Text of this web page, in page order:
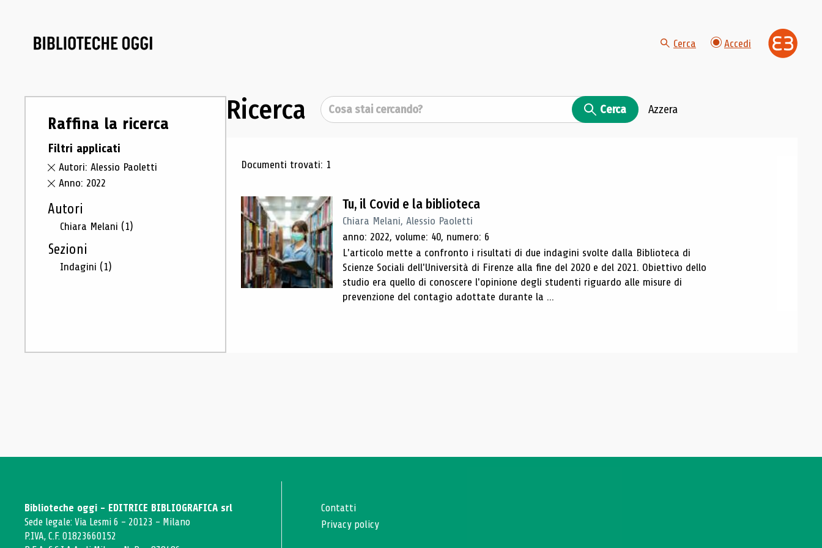
Cerca Accedi
Raffina la ricerca
Filtri applicati
Autori: Alessio Paoletti
Anno: 2022
Autori
Chiara Melani (1)
Sezioni
Indagini (1)
Ricerca Cerca Cerca Azzera
Risultati di ricerca
Documenti trovati: 1
Tu, il Covid e la biblioteca
Chiara Melani, Alessio Paoletti
anno: 2022, volume: 40, numero: 6
L'articolo mette a confronto i risultati di due indagini svolte dalla Biblioteca di
Scienze Sociali dell'Università di Firenze alla fine del 2020 e del 2021. Obiettivo dello
studio era quello di conoscere l'opinione degli studenti riguardo alle misure di
prevenzione del contagio adottate durante la ...
Biblioteche oggi - EDITRICE BIBLIOGRAFICA srl
Sede legale: Via Lesmi 6 - 20123 - Milano
P.IVA, C.F. 01823660152
Contatti
Privacy policy